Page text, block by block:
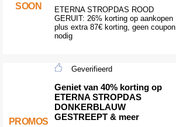
SOON
ETERNA STROPDAS ROOD
GERUIT: 26% korting op aankopen
plus extra 87€ korting, geen coupon
nodig
PROMOS
Geverifieerd
Geniet van 40% korting op
ETERNA STROPDAS
DONKERBLAUW
GESTREEPT & meer